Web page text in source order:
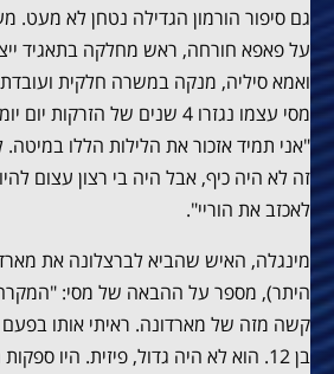
גם סיפור הורמון הגדילה נטחן לא מעט.
על פאפא חורחה, ראש מחלקה בתאגיד
ואמא סיליה, מנקה במשרה חלקית
מסי עצמו נגזרו 4 שנים של
"אני תמיד אזכור את הלילות הללו
זה לא היה כיף, אבל היה בי רצון עצום
לאכזב את הוריי".
מינגלה, האיש שהביא לברצלונה את
היתר), מספר על ההבאה של מסי:
קשה מזה של מארדונה. ראיתי אותו
בן 12. הוא לא היה גדול, פיזית. היו